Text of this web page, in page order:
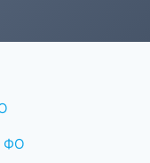
ФО